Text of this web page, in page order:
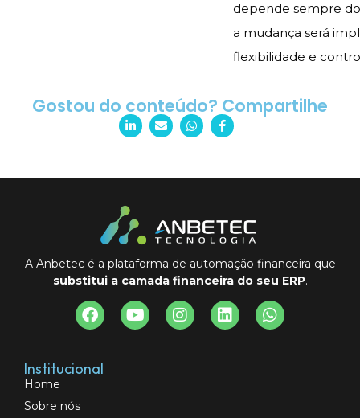
depende sempre
a mudança será
flexibilidade e
Gostou do conteúdo? Compartilhe
A Anbetec é a plataforma de automação financeira que
substitui a camada financeira do seu ERP.
Institucional
Home
Sobre nós